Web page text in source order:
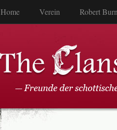
Home Verein Robert